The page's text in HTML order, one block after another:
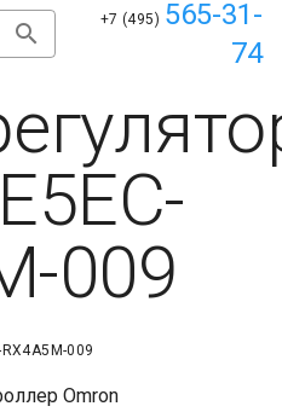
+7 (495) 565-31-
74
009
009
Omron